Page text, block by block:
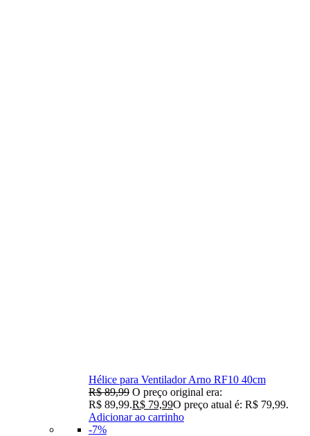
Hélice para Ventilador Arno RF10 40cm
R$89,99 O preço original era:
R$ 89,99.R$ 79,99O preço atual é: R$ 79,99.
Adicionar ao carrinho
-7%